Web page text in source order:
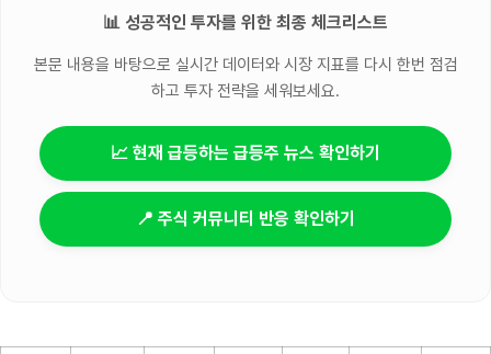
📊 성공적인 투자를 위한 최종 체크리스트
본문 내용을 바탕으로 실시간 데이터와 시장 지표를 다시 한번 점검
하고 투자 전략을 세워보세요.
📈 현재 급등하는 급등주 뉴스 확인하기
📍 주식 커뮤니티 반응 확인하기